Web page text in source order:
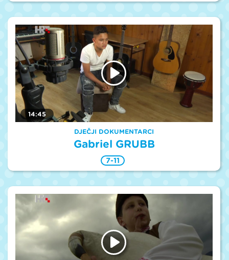
14:45
DJEČJI DOKUMENTARCI
Gabriel GRUBB
7-11